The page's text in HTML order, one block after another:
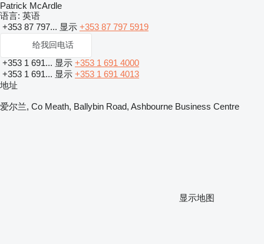
Patrick McArdle
语言: 英语
+353 87 797... 显示 +353 87 797 5919
给我回电话
+353 1 691... 显示 +353 1 691 4000
+353 1 691... 显示 +353 1 691 4013
地址
爱尔兰, Co Meath, Ballybin Road, Ashbourne Business Centre
显示地图